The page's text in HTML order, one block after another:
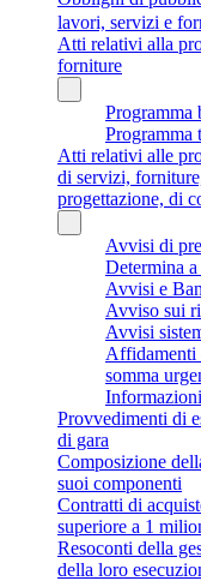
lavori, servizi e
Atti relativi alla
forniture
Programma
Programma
Atti relativi alle
di servizi,
progettazione, di
Avvisi di
Determina
Avvisi e
Avviso sui
Avvisi
Affidamenti
somma
Provvedimenti di
di gara
Composizione
suoi componenti
Contratti di
superiore a 1
Resoconti della
della loro